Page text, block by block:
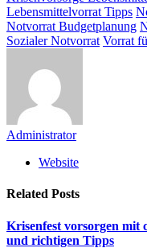
Lebensmittelvorrat Tipps
Notvorrat Budgetplanung
Sozialer Notvorrat Vorrat
Administrator
Website
Related Posts
Krisenfest vorsorgen mit
und richtigen Tipps